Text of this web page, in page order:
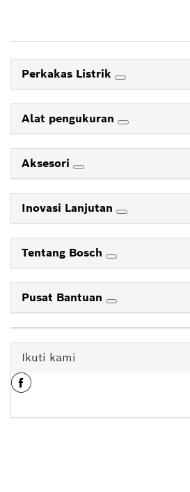
Perkakas Listrik
Alat pengukuran
Aksesori
Inovasi Lanjutan
Tentang Bosch
Pusat Bantuan
Ikuti kami